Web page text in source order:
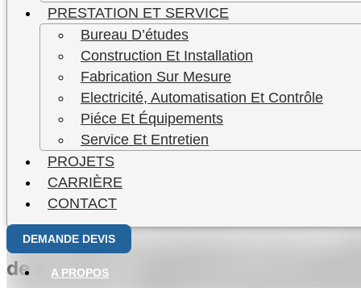
PRESTATION ET SERVICE
Bureau D’études
Construction Et Installation
Fabrication Sur Mesure
Electricité, Automatisation Et Contrôle
Piéce Et Équipements
Service Et Entretien
PROJETS
CARRIÈRE
CONTACT
DEMANDE DEVIS
A PROPOS
LEADER DE LA REFRIGERATION
ETUDE / CONCEPTION / CONSTRUCTION –
A PROPOS DE NOUS
RDS Engineering se distingue en
expertise de premier plan dans ce
Nous sommes honorés de servir la
de services, notamment la